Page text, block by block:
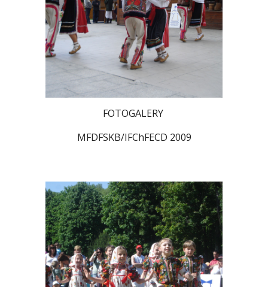
FOTOGALERY
MFDFSKB/IFChFECD 2009